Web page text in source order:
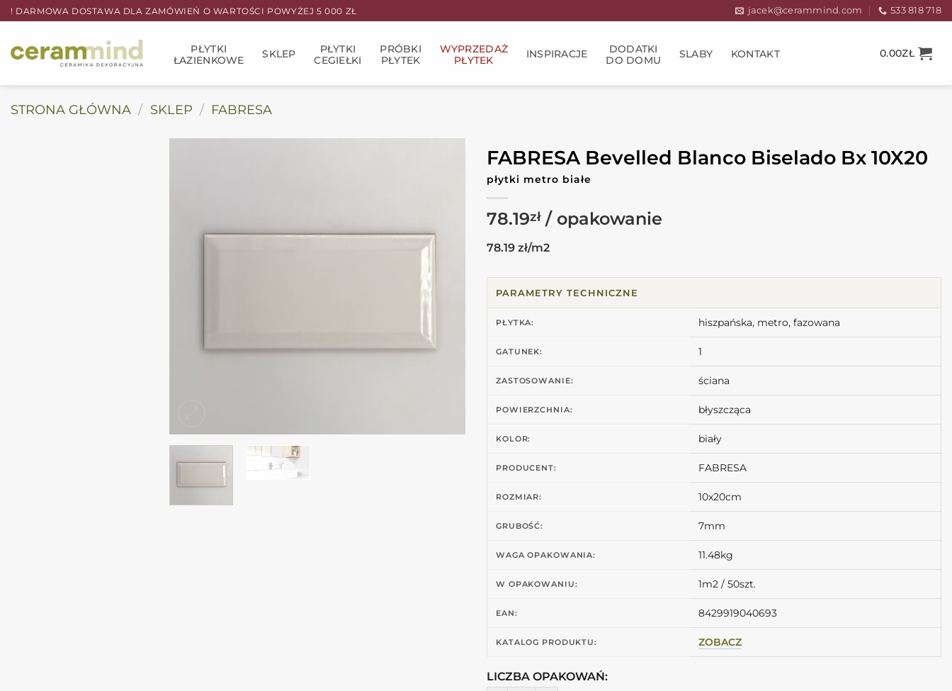
Przewiń
do
zawartości
! DARMOWA DOSTAWA DLA ZAMÓWIEŃ O WARTOŚCI POWYŻEJ 5 000 ZŁ jacek@cerammind.com 533 818 718
PŁYTKI
ŁAZIENKOWE
SKLEP
PŁYTKI
CEGIEŁKI
PRÓBKI
PŁYTEK
WYPRZEDAŻ
PŁYTEK
INSPIRACJE
DODATKI
DO DOMU
SLABY KONTAKT 0.00ZŁ
STRONA GŁÓWNA / SKLEP / FABRESA
FABRESA Bevelled Blanco Biselado Bx 10X20
płytki metro białe
78.19zł
78.19 zł/m2
PARAMETRY TECHNICZNE
PŁYTKA: hiszpańska, metro, fazowana
GATUNEK: 1
ZASTOSOWANIE: ściana
POWIERZCHNIA: błyszcząca
KOLOR: biały
PRODUCENT: FABRESA
ROZMIAR: 10x20cm
GRUBOŚĆ: 7mm
WAGA OPAKOWANIA: 11.48kg
W OPAKOWANIU: 1m2 / 50szt.
EAN: 8429919040693
KATALOG PRODUKTU: ZOBACZ
LICZBA OPAKOWAŃ: